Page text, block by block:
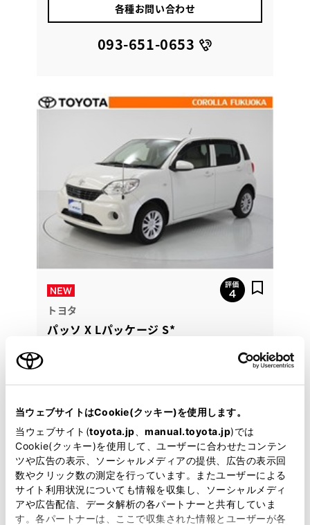
当ウェブサイトはCookie(クッキー)を使用します。
当ウェブサイト(toyota.jp manual.toyota.jp)では
Cookie(クッキー)を使用して、ユーザーに合わせたコンテン
ツや広告の表示、ソーシャルメディアの提供、広告の表示回
数やクリック数の測定を行っています。またユーザーによる
サイト利用状況についても情報を収集し、ソーシャルメディ
アや広告配信、データ解析の各パートナーと共有していま
す。各パートナーは、ここで収集された情報とユーザーが各
各種お問い合わせ
093-651-0653
トヨタ
パッソ X Lパッケージ S*
支払総額 74.4
万円
※ 価格は展示店にて8月登録の場合 ※ 消費税10％込み
通常割賦
月々10,700円
年式 2016年(H28年) 走行 22,000km